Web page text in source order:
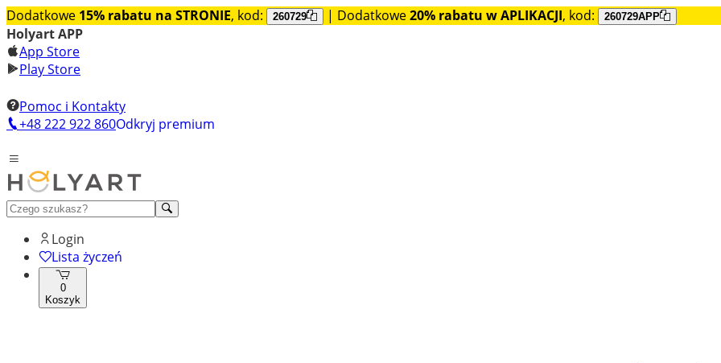
Dodatkowe 15% rabatu na STRONIE, kod: 260729 | Dodatkowe20% rabatu w APLIKACJI, kod: 260729APP
Holyart APP
App Store
Play Store
Pomoc i Kontakty
+48 222 922 860Odkryj premium
Login
Lista życzeń
0
Koszyk